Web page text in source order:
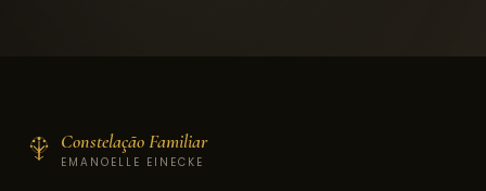
Constelação Familiar
EMANOELLE EINECKE